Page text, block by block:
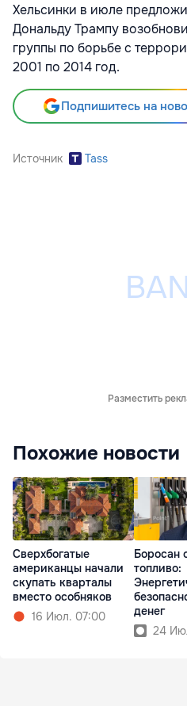
Хельсинки в июле
Дональду Трампу
группы по борьбе с
2001 по 2014 год.
Подпишитесь на
Источник Tass
Разместить
Похожие новости
Сверхбогатые
американцы начали
скупать кварталы
вместо особняков
16 Июл. 07:00
Боросан
топливо:
денег
24